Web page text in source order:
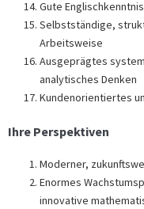
Gute
Selbstständige,
Arbeitsweise
Ausgeprägtes
analytisches Denken
Kundenorientiertes
Ihre Perspektiven
Moderner,
Enormes
innovative